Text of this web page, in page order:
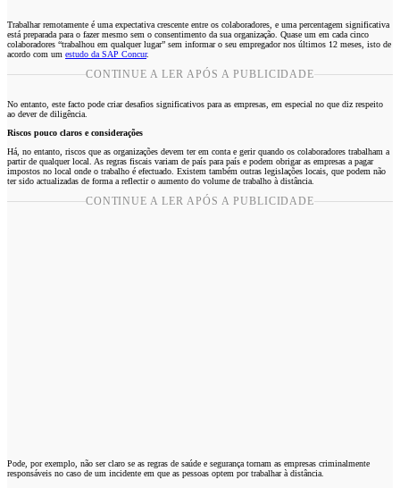
Trabalhar remotamente é uma expectativa crescente entre os colaboradores, e uma percentagem significativa
está preparada para o fazer mesmo sem o consentimento da sua organização. Quase um em cada cinco
colaboradores “trabalhou em qualquer lugar” sem informar o seu empregador nos últimos 12 meses, isto de
acordo com um estudo da SAP Concur.
CONTINUE A LER APÓS A PUBLICIDADE
No entanto, este facto pode criar desafios significativos para as empresas, em especial no que diz respeito
ao dever de diligência.
Riscos pouco claros e considerações
Há, no entanto, riscos que as organizações devem ter em conta e gerir quando os colaboradores trabalham a
partir de qualquer local. As regras fiscais variam de país para país e podem obrigar as empresas a pagar
impostos no local onde o trabalho é efectuado. Existem também outras legislações locais, que podem não
ter sido actualizadas de forma a reflectir o aumento do volume de trabalho à distância.
CONTINUE A LER APÓS A PUBLICIDADE
Pode, por exemplo, não ser claro se as regras de saúde e segurança tornam as empresas criminalmente
responsáveis no caso de um incidente em que as pessoas optem por trabalhar à distância.